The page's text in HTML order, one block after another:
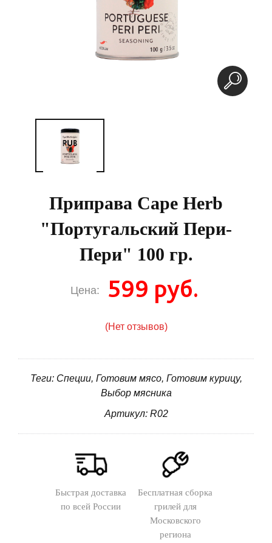
Приправа Cape Herb
"Португальский Пери-
Пери" 100 гр.
Цена: 599 руб.
(Нет отзывов)
Теги: Специи, Готовим мясо, Готовим курицу,
Выбор мясника
Артикул: R02
Быстрая доставка
по всей России
Бесплатная сборка
грилей для
Московского
региона